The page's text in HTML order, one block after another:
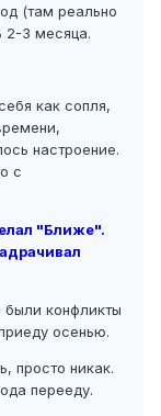
(там реально
2-3 месяца.
как сопля,
настроение.
с
"Ближе".
были конфликты
осенью.
просто никак.
перееду.